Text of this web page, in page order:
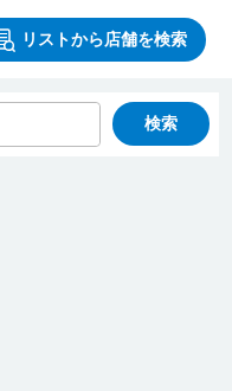
リストから店舗を検索
検索